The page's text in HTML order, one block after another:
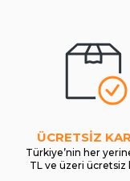
ÜCRETSİZ
Türkiye’nin her
TL ve üzeri ücretsiz